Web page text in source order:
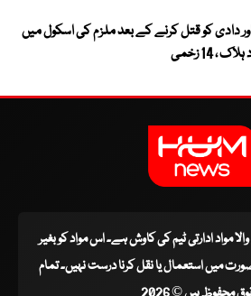
دادی کو قتل کرنے کے بعد ملزم کی اسکول میں
مواد ادارتی ٹیم کی کاوش ہے۔ اس مواد کو بغیر
میں استعمال یا نقل کرنا درست نہیں۔ تمام